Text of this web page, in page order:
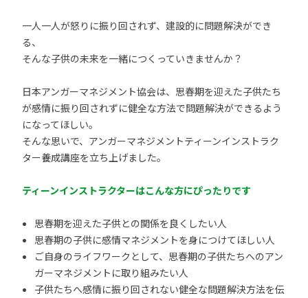
一人一人が怒りに振り回されず、建設的に問題解決ができ
る、
そんな子供の未来を一緒につくっていきませんか？
日本アンガーマネジメント協会は、思春期を迎えた子供たち
が感情に振り回されずに健全な方法で問題解決ができるよう
になってほしい。
そんな思いで、アンガーマネジメントティーンインストラク
ター養成講座を立ち上げました。
ティーンインストラクターはこんな方にぴったりです
思春期を迎えた子供との関係を良くしたい人
思春期の子供に感情マネジメントを身につけてほしい人
ご自身のライフワークとして、思春期の子供たちへのアン
ガーマネジメントに取り組みたい人
子供たちへ感情に振り回されない健全な問題解決方法を伝